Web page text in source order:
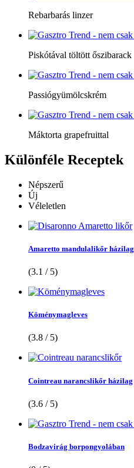
Rebarbarás linzer
Piskótával töltött őszibarack
Passiógyümölcskrém
Máktorta grapefruittal
Különféle Receptek
Népszerű
Új
Véleletlen
Amaretto mandulalikőr házilag
(3.1 / 5)
Köménymagleves
(3.8 / 5)
Cointreau narancslikőr házilag
(3.6 / 5)
Bodzavirág borpongyolában